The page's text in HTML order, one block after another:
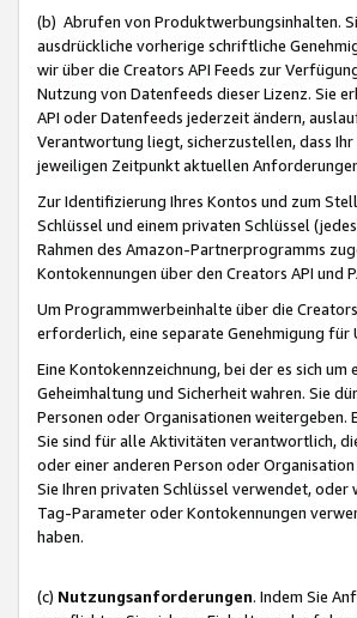
(b) Abrufen von Produktwerbungsinhalten.
ausdrückliche vorherige schriftliche
wir über die Creators API Feeds zur
Nutzung von Datenfeeds dieser Lizenz. Sie
API oder Datenfeeds jederzeit ändern,
Verantwortung liegt, sicherzustellen, dass
jeweiligen Zeitpunkt aktuellen
Zur Identifizierung Ihres Kontos und zum
Schlüssel und einem privaten Schlüssel
Rahmen des Amazon-Partnerprogramms
Kontokennungen über den Creators API und
Um Programmwerbeinhalte über die
erforderlich, eine separate Genehmigung
Eine Kontokennzeichnung, bei der es sich
Geheimhaltung und Sicherheit wahren. Sie
Personen oder Organisationen weitergeben.
Sie sind für alle Aktivitäten verantwortlich,
oder einer anderen Person oder
Sie Ihren privaten Schlüssel verwendet,
Tag-Parameter oder Kontokennungen
haben.
(c) Nutzungsanforderungen. Indem Sie